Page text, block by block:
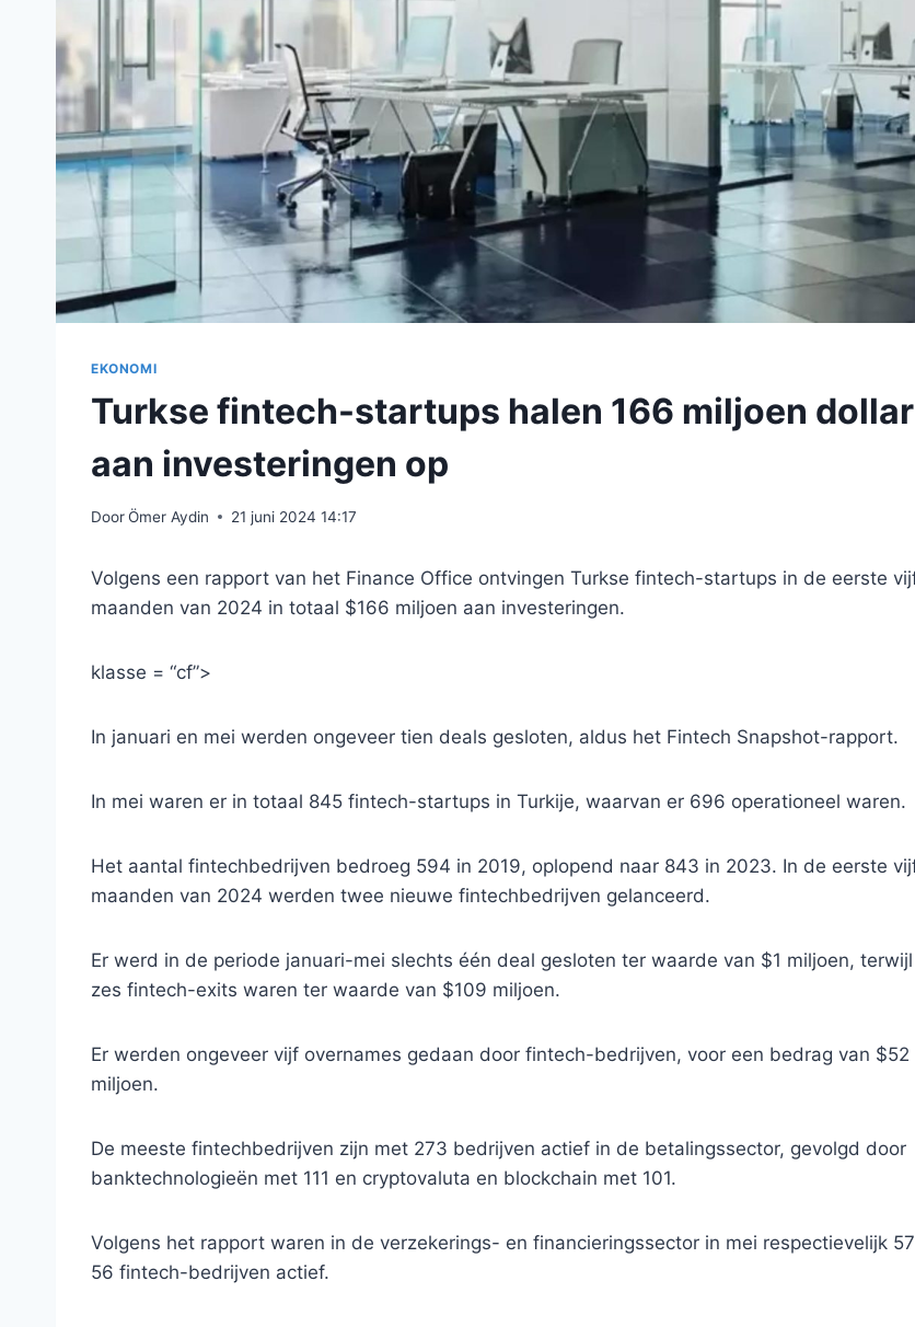
EKONOMI
Turkse fintech-startups halen 166 miljoen dollar
aan investeringen op
DoorÖmer Aydin 21 juni 2024 14:17
Volgens een rapport van het Finance Office ontvingen Turkse fintech-startups in de eerste
maanden van 2024 in totaal $166 miljoen aan investeringen.
klasse = “cf”>
In januari en mei werden ongeveer tien deals gesloten, aldus het Fintech Snapshot-rapport.
In mei waren er in totaal 845 fintech-startups in Turkije, waarvan er 696 operationeel waren.
Het aantal fintechbedrijven bedroeg 594 in 2019, oplopend naar 843 in 2023. In de eerste
maanden van 2024 werden twee nieuwe fintechbedrijven gelanceerd.
Er werd in de periode januari-mei slechts één deal gesloten ter waarde van $1 miljoen,
zes fintech-exits waren ter waarde van $109 miljoen.
Er werden ongeveer vijf overnames gedaan door fintech-bedrijven, voor een bedrag van $52
miljoen.
De meeste fintechbedrijven zijn met 273 bedrijven actief in de betalingssector, gevolgd door
banktechnologieën met 111 en cryptovaluta en blockchain met 101.
Volgens het rapport waren in de verzekerings- en financieringssector in mei respectievelijk
56 fintech-bedrijven actief.